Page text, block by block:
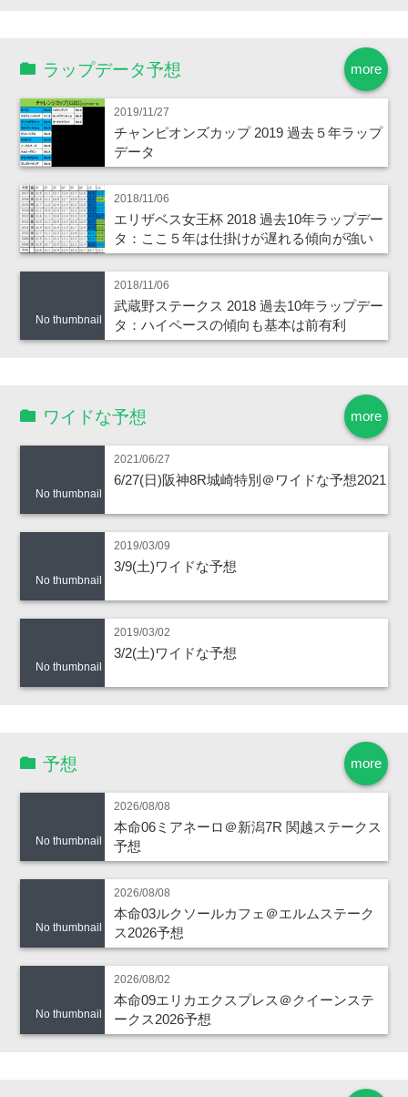
more
ラップデータ予想
2019/11/27
チャンピオンズカップ 2019 過去５年ラップ
データ
2018/11/06
エリザベス女王杯 2018 過去10年ラップデー
タ：ここ５年は仕掛けが遅れる傾向が強い
No thumbnail
2018/11/06
武蔵野ステークス 2018 過去10年ラップデー
タ：ハイペースの傾向も基本は前有利
more
ワイドな予想
No thumbnail
2021/06/27
6/27(日)阪神8R城崎特別＠ワイドな予想2021
No thumbnail
2019/03/09
3/9(土)ワイドな予想
No thumbnail
2019/03/02
3/2(土)ワイドな予想
more
予想
No thumbnail
2026/08/08
本命06ミアネーロ＠新潟7R 関越ステークス
予想
No thumbnail
2026/08/08
本命03ルクソールカフェ＠エルムステーク
ス2026予想
No thumbnail
2026/08/02
本命09エリカエクスプレス＠クイーンステ
ークス2026予想